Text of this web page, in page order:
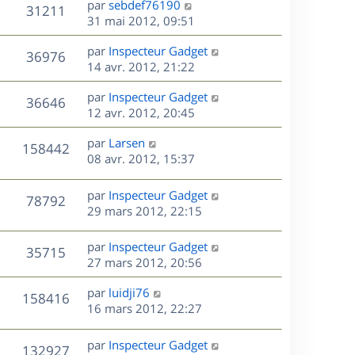
e
s
a
g
e
m
e
s
s
a
g
e
i
e
r
m
e
s
s
a
g
e
31211
u
e
D
e
r
n
i
e
r
m
e
s
s
a
g
e
par sebdef76190
31 mai 2012, 09:51
36976V
u
e
s
D
e
r
n
i
e
r
m
e
s
s
e
par Inspecteur Gadget
14 avr. 2012, 21:22
36646V
u
e
D
e
r
n
i
r
m
s
a
e
par Inspecteur Gadget
12 avr. 2012, 20:45
158442V
u
s
D
e
i
e
r
m
e
s
a
g
e
par Larsen
08 avr. 2012, 15:37
78792V
u
e
D
e
n
i
e
r
m
par Inspecteur Gadget
29 mars 2012, 22:15
35715V
u
e
D
e
r
n
i
e
r
par Inspecteur Gadget
27 mars 2012, 20:56
158416V
u
D
e
n
par luidji76
16 mars 2012, 22:27
132927V
D
par Inspecteur Gadget